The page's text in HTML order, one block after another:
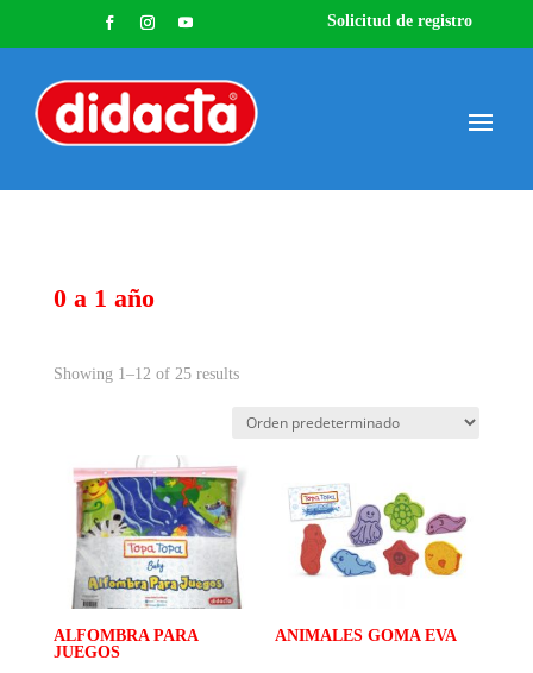
Solicitud de registro
0 a 1 año
Showing 1–12 of 25 results
ALFOMBRA PARA
JUEGOS
ANIMALES GOMA EVA